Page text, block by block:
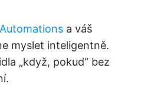
a váš
myslet inteligentně.
„když, pokud“ bez